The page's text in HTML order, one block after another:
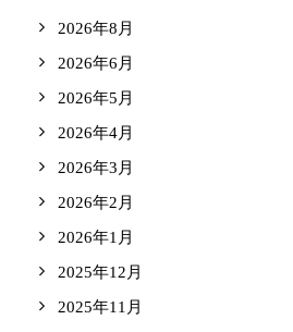
2026年8月
2026年6月
2026年5月
2026年4月
2026年3月
2026年2月
2026年1月
2025年12月
2025年11月